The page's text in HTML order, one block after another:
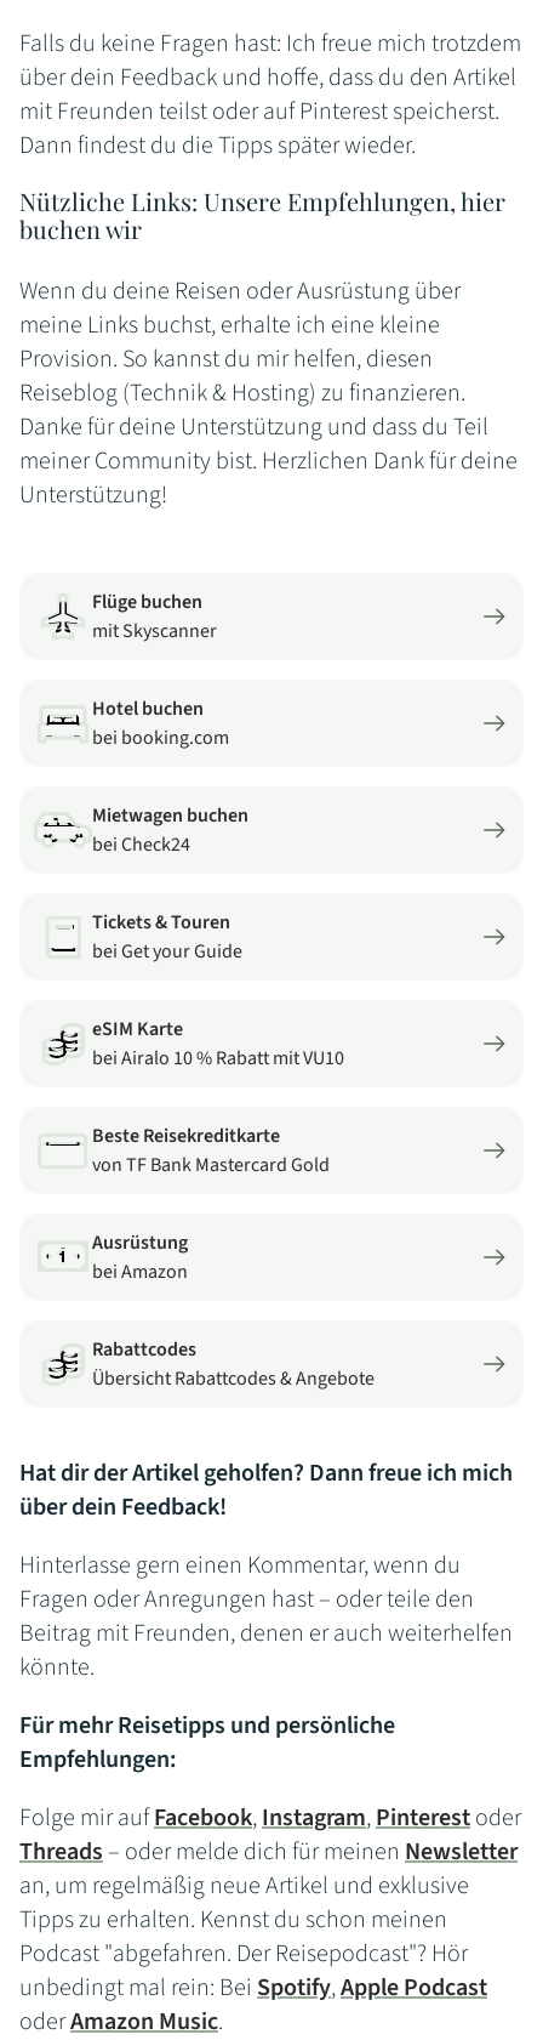
Falls du keine Fragen hast: Ich freue mich trotzdem
über dein Feedback und hoffe, dass du den Artikel
mit Freunden teilst oder auf Pinterest speicherst.
Dann findest du die Tipps später wieder.
Nützliche Links: Unsere Empfehlungen, hier
buchen wir
Wenn du deine Reisen oder Ausrüstung über
meine Links buchst, erhalte ich eine kleine
Provision. So kannst du mir helfen, diesen
Reiseblog (Technik & Hosting) zu finanzieren.
Danke für deine Unterstützung und dass du Teil
meiner Community bist. Herzlichen Dank für deine
Unterstützung!
Flüge buchen
mit Skyscanner
Hotel buchen
bei booking.com
Mietwagen buchen
bei Check24
Tickets & Touren
bei Get your Guide
eSIM Karte
bei Airalo 10 % Rabatt mit VU10
Beste Reisekreditkarte
von TF Bank Mastercard Gold
Ausrüstung
bei Amazon
Rabattcodes
Übersicht Rabattcodes & Angebote
Hat dir der Artikel geholfen? Dann freue ich mich
über dein Feedback!
Hinterlasse gern einen Kommentar, wenn du
Fragen oder Anregungen hast – oder teile den
Beitrag mit Freunden, denen er auch weiterhelfen
könnte.
Für mehr Reisetipps und persönliche
Empfehlungen:
Folge mir aufFacebook,Instagram,Pinterestoder
Threads– oder melde dich für meinen Newsletter
an, um regelmäßig neue Artikel und exklusive
Tipps zu erhalten. Kennst du schon meinen
Podcast "abgefahren. Der Reisepodcast"? Hör
unbedingt mal rein: Bei Spotify,Apple Podcast
oderAmazon Music.